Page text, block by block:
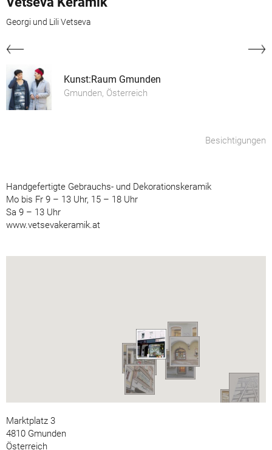
Georgi und Lili Vetseva
Kunst:Raum Gmunden
Gmunden, Österreich
Besichtigungen
Handgefertigte Gebrauchs- und Dekorationskeramik
Mo bis Fr 9 – 13 Uhr, 15 – 18 Uhr
Sa 9 – 13 Uhr
www.vetsevakeramik.at
Marktplatz 3
4810 Gmunden
Österreich